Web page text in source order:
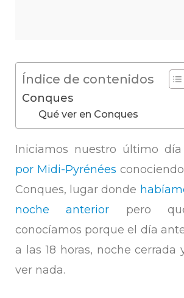
Índice de contenidos
Conques
Qué ver en Conques
Iniciamos nuestro último
por Midi-Pyrénées
Conques, lugar donde
noche anterior pero
conocíamos porque el día
a las 18 horas, noche cerrada
ver nada.